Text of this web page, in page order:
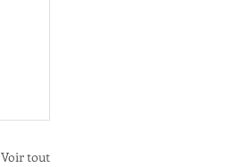
Voir tout